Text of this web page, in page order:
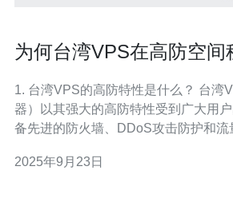
为何台湾VPS在高防空间
1. 台湾VPS的高防特性是什么？ 台湾
器）以其强大的高防特性受到广大用
备先进的防火墙、DDoS攻击防护和流
尤其是在面临大流量攻击时，台湾VPS
2025年9月23日